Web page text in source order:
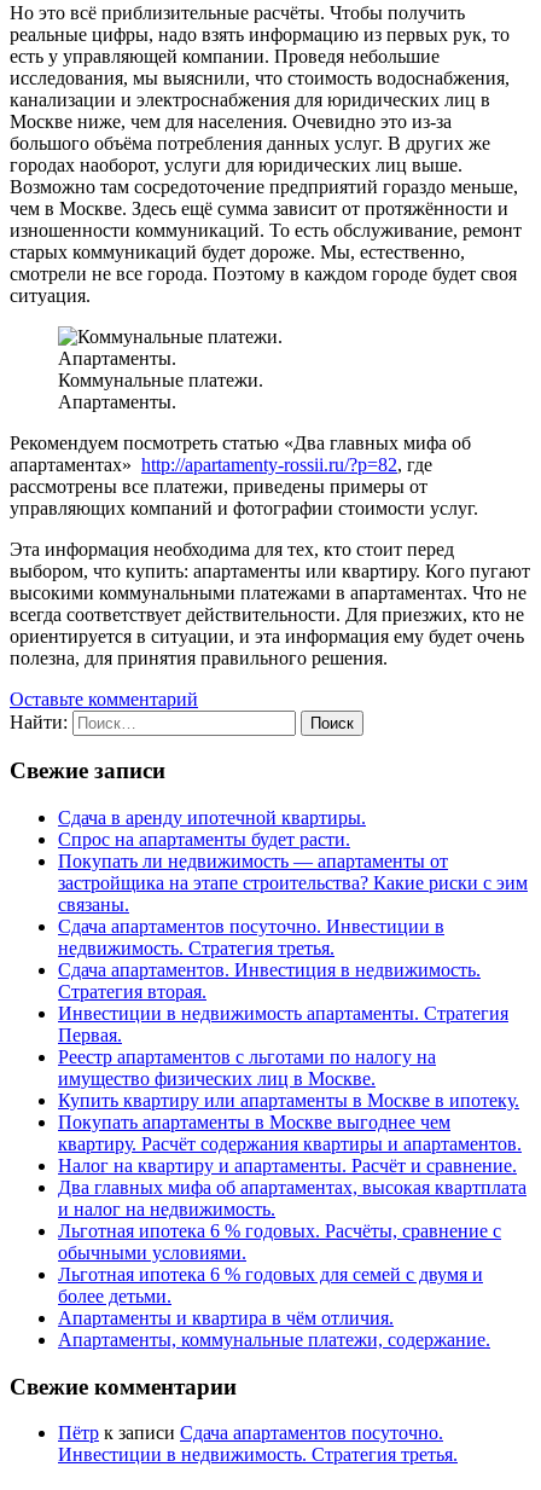
Но это всё приблизительные расчёты. Чтобы получить
реальные цифры, надо взять информацию из первых рук, то
есть у управляющей компании. Проведя небольшие
исследования, мы выяснили, что стоимость водоснабжения,
канализации и электроснабжения для юридических лиц в
Москве ниже, чем для населения. Очевидно это из-за
большого объёма потребления данных услуг. В других же
городах наоборот, услуги для юридических лиц выше.
Возможно там сосредоточение предприятий гораздо меньше,
чем в Москве. Здесь ещё сумма зависит от протяжённости и
изношенности коммуникаций. То есть обслуживание, ремонт
старых коммуникаций будет дороже. Мы, естественно,
смотрели не все города. Поэтому в каждом городе будет своя
ситуация.
Коммунальные платежи.
Апартаменты.
Рекомендуем посмотреть статью «Два главных мифа об
апартаментах» http://apartamenty-rossii.ru/?p=82, где
рассмотрены все платежи, приведены примеры от
управляющих компаний и фотографии стоимости услуг.
Эта информация необходима для тех, кто стоит перед
выбором, что купить: апартаменты или квартиру. Кого пугают
высокими коммунальными платежами в апартаментах. Что не
всегда соответствует действительности. Для приезжих, кто не
ориентируется в ситуации, и эта информация ему будет очень
полезна, для принятия правильного решения.
Оставьте комментарий
Найти:
Свежие записи
Сдача в аренду ипотечной квартиры.
Спрос на апартаменты будет расти.
Покупать ли недвижимость — апартаменты от
застройщика на этапе строительства? Какие риски с эим
связаны.
Сдача апартаментов посуточно. Инвестиции в
недвижимость. Стратегия третья.
Сдача апартаментов. Инвестиция в недвижимость.
Стратегия вторая.
Инвестиции в недвижимость апартаменты. Стратегия
Первая.
Реестр апартаментов с льготами по налогу на
имущество физических лиц в Москве.
Купить квартиру или апартаменты в Москве в ипотеку.
Покупать апартаменты в Москве выгоднее чем
квартиру. Расчёт содержания квартиры и апартаментов.
Налог на квартиру и апартаменты. Расчёт и сравнение.
Два главных мифа об апартаментах, высокая квартплата
и налог на недвижимость.
Льготная ипотека 6 % годовых. Расчёты, сравнение с
обычными условиями.
Льготная ипотека 6 % годовых для семей с двумя и
более детьми.
Апартаменты и квартира в чём отличия.
Апартаменты, коммунальные платежи, содержание.
Свежие комментарии
Пётр к записи Сдача апартаментов посуточно.
Инвестиции в недвижимость. Стратегия третья.